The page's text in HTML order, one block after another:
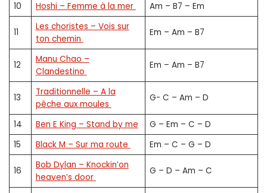
10 Hoshi – Femme à la mer Am – B7 – Em
11
Les choristes – Vois sur
ton chemin
Em – Am – B7
12
Manu Chao –
Clandestino
Em – Am – B7
13
Traditionnelle – A la
pêche aux moules
G- C – Am – D
14 Ben E King – Stand by me
G – Em – C – D
15
Black M – Sur ma route Em – C – G – D
16
Bob Dylan – Knockin’on
heaven’s door
G – D – Am – C